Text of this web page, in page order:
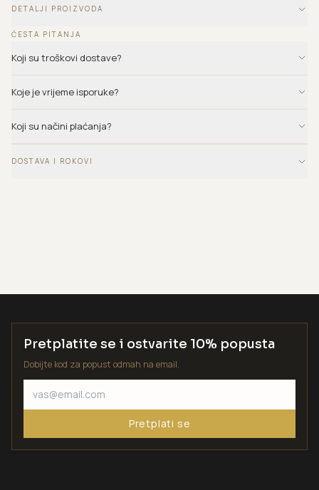
DETALJI PROIZVODA
ČESTA PITANJA
Koji su troškovi dostave?
Koje je vrijeme isporuke?
Koji su načini plaćanja?
DOSTAVA I ROKOVI
Pretplatite se i ostvarite 10% popusta
Dobijte kod za popust odmah na email.
Pretplati se